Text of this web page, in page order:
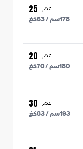
عمر 25
178سم /63كغ
عمر 20
180سم /70كغ
عمر 30
193سم /83كغ